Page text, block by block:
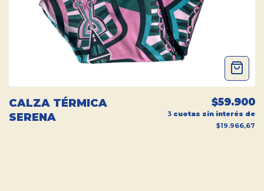
CALZA TÉRMICA
SERENA
$59.900
3 cuotas sin interés de
$19.966,67